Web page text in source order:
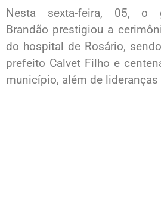
Nesta sexta-feira, 05, o
Brandão prestigiou a
do hospital de Rosário,
prefeito Calvet Filho e
município, além de